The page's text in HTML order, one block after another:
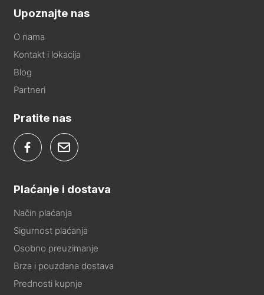
Upoznajte nas
O nama
Kontakt i lokacija
Blog
Partneri
Pratite nas
Plaćanje i dostava
Način plaćanja
Sigurnost plaćanja
Osobno preuzimanje
Brza i pouzdana dostava
Prednosti kupnje